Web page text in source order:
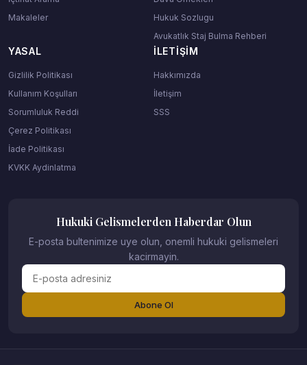
Makaleler
Hukuk Sozlugu
Avukatlık Staj Bulma Rehberi
YASAL
Gizlilik Politikası
Kullanım Koşulları
Sorumluluk Reddi
Çerez Politikası
İade Politikası
KVKK Aydinlatma
İLETIŞIM
Hakkımızda
İletişim
SSS
Hukuki Gelismelerden Haberdar Olun
E-posta bultenimize uye olun, onemli hukuki gelismeleri
kacirmayin.
Abone Ol